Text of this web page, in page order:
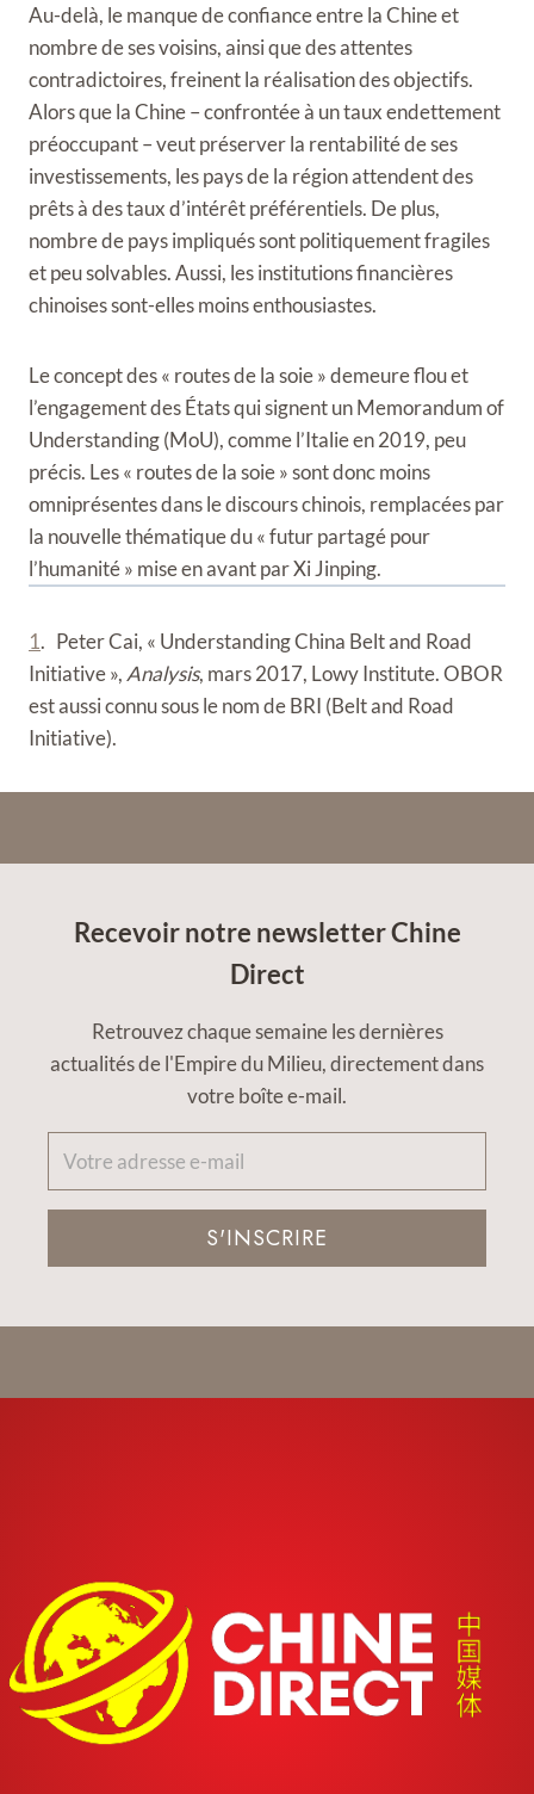
Au-delà, le manque de confiance entre la Chine et
nombre de ses voisins, ainsi que des attentes
contradictoires, freinent la réalisation des objectifs.
Alors que la Chine – confrontée à un taux endettement
préoccupant – veut préserver la rentabilité de ses
investissements, les pays de la région attendent des
prêts à des taux d’intérêt préférentiels. De plus,
nombre de pays impliqués sont politiquement fragiles
et peu solvables.Aussi, les institutions financières
chinoises sont-elles moins enthousiastes.
Le concept des « routes de la soie » demeure flou et
l’engagement des États qui signent un Memorandum of
Understanding (MoU), comme l’Italie en 2019, peu
précis. Les « routes de la soie » sont donc moins
omniprésentes dans le discours chinois, remplacées par
la nouvelle thématique du « futur partagé pour
l’humanité » mise en avant par Xi Jinping.
1. Peter Cai, « Understanding China Belt and Road
Initiative », Analysis, mars 2017, Lowy Institute. OBOR
est aussi connu sous le nom de BRI (Belt and Road
Initiative).
Recevoir notre newsletter Chine
Direct
Retrouvez chaque semaine les dernières
actualités de l'Empire du Milieu, directement dans
votre boîte e-mail.
S'INSCRIRE